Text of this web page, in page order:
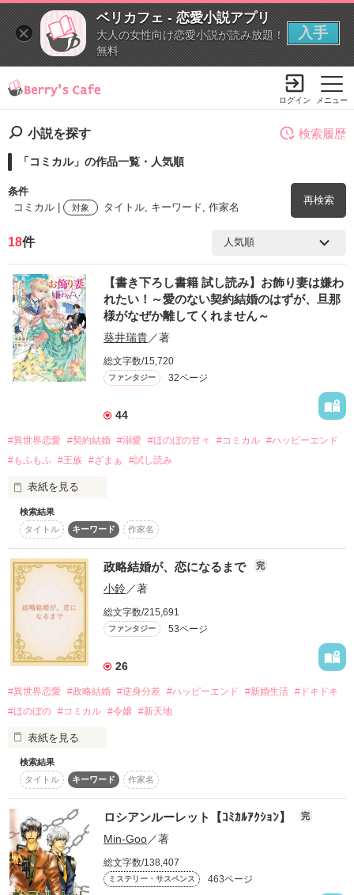
ベリカフェ - 恋愛小説アプリ
大人の女性向け恋愛小説が読み放題！
無料
入手
メニュー
ログイン
小説を探す
「コミカル」の作品一覧・人気順
条件
コミカル |
対象 タイトル, キーワード, 作家名
再検索
検索ワード
を含む
詳しく検索
キーワード
あらすじ
ジャンル
感想
ステータス 全て 完結 更新中
作品の長さ 長編 中編
賞」ベリーズカフェ会場
その他の条件 動画あり
検索履歴
18件
【書き下ろし書籍 試し読み】お飾り妻は嫌わ
れたい！～愛のない契約結婚のはずが、旦那
様がなぜか離してくれません～
葵井瑞貴／著
総文字数/15,720
ファンタジー 32ページ
44
#異世界恋愛 #契約結婚 #溺愛 #ほのぼの甘々 #コミカル #ハッピーエンド
#もふもふ
#王族 #ざまぁ #試し読み
表紙を見る
.˚⊹⁺‧┈┈┈┈┈┈┈┈┈┈┈┈‧⁺ ⊹˚.
ベリーズファンタジースイート様より
2024年10月5日（土）全編書き下ろし書籍発売！
紙・電子どちらの特典SSも本編から数年後の
幸せなアフターストーリーを書かせていただきました！
書泉・アニメイト 様の紙本特典SSはなくなり次第終了となり
ます。
よろしくお願いいたします🙇‍♀️
.˚⊹⁺‧┈┈┈┈┈┈┈┈┈┈┈┈‧⁺ ⊹˚.
✩˖°⌖ 　STORY 　°⌖꙳✩
とある理由から〝いわくつき〟と呼ばれるようになった
伯爵令嬢ジュリエは縁談が途絶え、おひとり様生活を満喫して
いた。
そんなある日、王弟殿下・ルーファスから突然結婚を申し込ま
れる。
しかしルーファスは条件に合うお飾り妻を所望しているだけの
ようで……。
検索結果
タイトル
キーワード 作家名
政略結婚が、恋になるまで 完
小鈴／著
総文字数/215,691
ファンタジー 53ページ
26
#異世界恋愛 #政略結婚 #逆身分差 #ハッピーエンド #新婚生活 #ドキドキ
#ほのぼの #コミカル #令嬢 #新天地
表紙を見る
花婿の駆け落ちで、初めて会った人と政略結婚することになり
ました。
お相手は、私のことを大切にしたいと、そう言ってくれる人で
そんな初対面の夫と始まった結婚生活は、いろんな意味でドキ
ドキがいっぱい。
それでも何とか、会話をしたり、一緒に食事をしたり、庭を散
歩したり、お茶の時間を過ごしたりしてみれば。夫はいつも私
検索結果
タイトル
キーワード 作家名
ロシアンルーレット【ｺﾐｶﾙｱｸｼｮﾝ】 完
Min-Goo／著
総文字数/138,407
ミステリー・サスペンス 463ページ